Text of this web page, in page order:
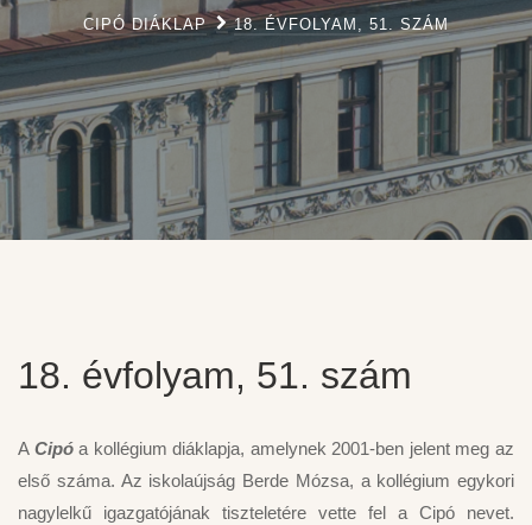
CIPÓ DIÁKLAP 18. ÉVFOLYAM, 51. SZÁM
18. évfolyam, 51. szám
A Cipóa kollégium diáklapja, amelynek 2001-ben jelent meg az
első száma. Az iskolaújság Berde Mózsa, a kollégium egykori
nagylelkű igazgatójának tiszteletére vette fel a Cipó nevet.